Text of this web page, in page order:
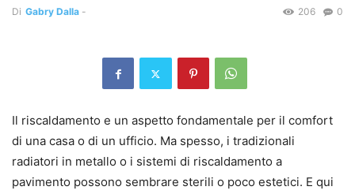
Di Gabry Dalla - 0
206
Il riscaldamento e un aspetto fondamentale per il comfort
di una casa o di un ufficio. Ma spesso, i tradizionali
radiatori in metallo o i sistemi di riscaldamento a
pavimento possono sembrare sterili o poco estetici. E qui